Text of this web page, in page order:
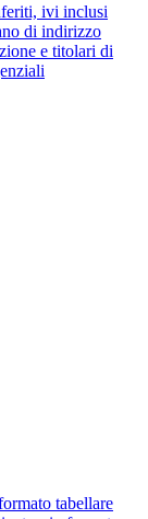
ivi inclusi
di indirizzo
e titolari di
tabellare